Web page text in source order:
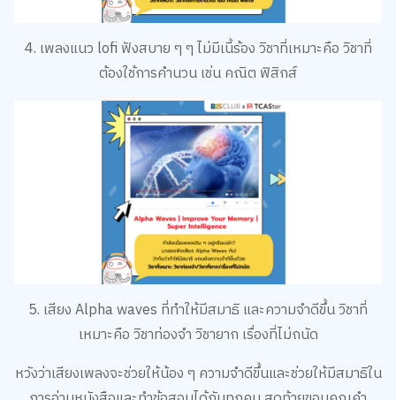
4. เพลงแนว lofi ฟังสบาย ๆ ๆ ไม่มีเนี้ร้อง วิชาที่เหมาะคือ วิชาที่
ต้องใช้การคำนวน เช่น คณิต ฟิสิกส์
5. เสียง Alpha waves ที่ทำให้มีสมาธิ และความจำดีขึ้น วิชาที่
เหมาะคือ วิชาท่องจำ วิชายาก เรื่องที่ไม่ถนัด
หวังว่าเสียงเพลงจะช่วยให้น้อง ๆ ความจำดีขึ้นและช่วยให้มีสมาธิใน